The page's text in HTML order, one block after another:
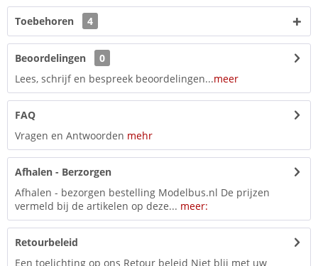
Toebehoren 4
Beoordelingen
0
Lees, schrijf en bespreek beoordelingen...meer
FAQ
Vragen en Antwoorden mehr
Afhalen - Berzorgen
Afhalen - bezorgen bestelling Modelbus.nl De prijzen
vermeld bij de artikelen op deze... meer:
Retourbeleid
Een toelichting op ons Retour beleid Niet blij met uw